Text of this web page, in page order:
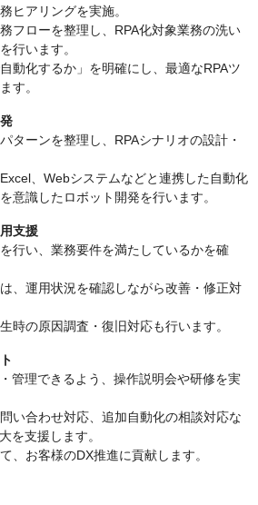
ヒアリングを実施。
フローを整理し、RPA化対象業務の洗い
行います。
動化するか」を明確にし、最適なRPAツ
す。
ターンを整理し、RPAシナリオの設計・
、Webシステムなどと連携した自動化
意識したロボット開発を行います。
支援
行い、業務要件を満たしているかを確
、運用状況を確認しながら改善・修正対
時の原因調査・復旧対応も行います。
管理できるよう、操作説明会や研修を実
い合わせ対応、追加自動化の相談対応な
を支援します。
、お客様のDX推進に貢献します。